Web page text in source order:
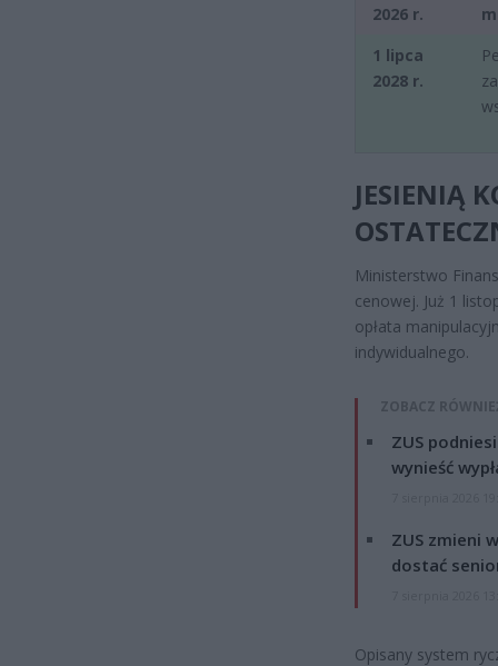
2026 r.
1 lipca
2028 r.
JESIENIĄ
Ministerstwo
cenowej. Już 1
opłata
indywidualnego.
ZOBACZ
ZUS
wynieść
ZUS zmieni
dostać
Opisany system